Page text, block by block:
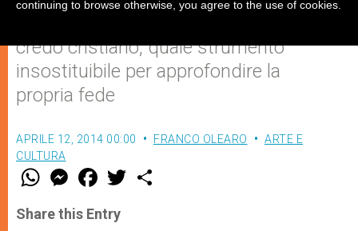
credo cristiano, quale strumento
insostituibile per approfondire la
propria fede
APRILE 12, 2014 00:00 FRANCO OLEARO
ARTE E
CULTURA
W
t
s
M
e
s
e
F
a
e
b
w
Share this Entry
continuing to browse otherwise, you agree to the use of cookies.